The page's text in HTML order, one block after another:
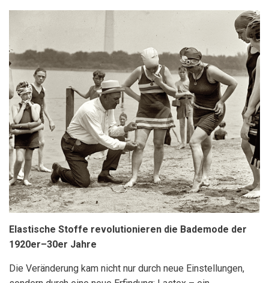
Elastische Stoffe revolutionieren die Bademode der
1920er–30er Jahre
Die Veränderung kam nicht nur durch neue Einstellungen,